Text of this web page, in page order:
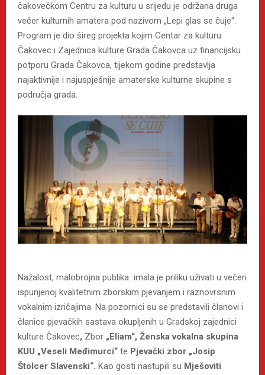
čakovečkom Centru za kulturu u srijedu je održana druga
večer kulturnih amatera pod nazivom „Lepi glas se čuje“.
Program je dio šireg projekta kojim Centar za kulturu
Čakovec i Zajednica kulture Grada Čakovca uz financijsku
potporu Grada Čakovca, tijekom godine predstavlja
najaktivnije i najuspješnije amaterske kulturne skupine s
područja grada.
Nažalost, malobrojna publika imala je priliku uživati u večeri
ispunjenoj kvalitetnim zborskim pjevanjem i raznovrsnim
vokalnim izričajima. Na pozornici su se predstavili članovi i
članice pjevačkih sastava okupljenih u Gradskoj zajednici
kulture Čakovec, Zbor „Eliam“, Ženska vokalna skupina
KUU „Veseli Međimurci“ te Pjevački zbor „Josip
Štolcer Slavenski“. Kao gosti nastupili su Mješoviti